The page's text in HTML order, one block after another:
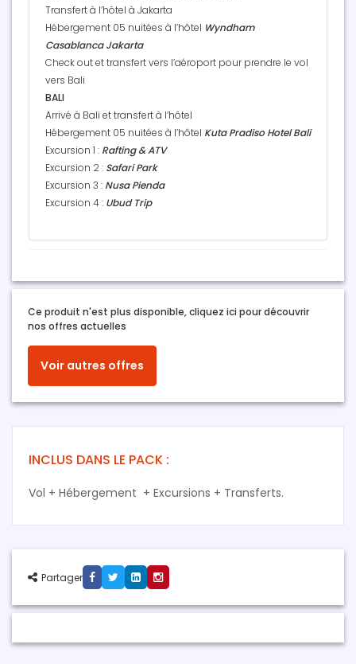
Transfert à l’hôtel à Jakarta
Hébergement 05 nuitées à l’hôtel Wyndham
Casablanca Jakarta
Check out et transfert vers l’aéroport pour prendre le vol
vers Bali
BALI
Arrivé à Bali et transfert à l’hôtel
Hébergement 05 nuitées à l’hôtel Kuta Pradiso Hotel Bali
Excursion 1 : Rafting & ATV
Excursion 2 : Safari Park
Excursion 3 : Nusa Pienda
Excursion 4 : Ubud Trip
Ce produit n'est plus disponible, cliquez ici pour découvrir
nos offres actuelles
Voir autres offres
INCLUS DANS LE PACK :
Vol + Hébergement + Excursions + Transferts.
Partager